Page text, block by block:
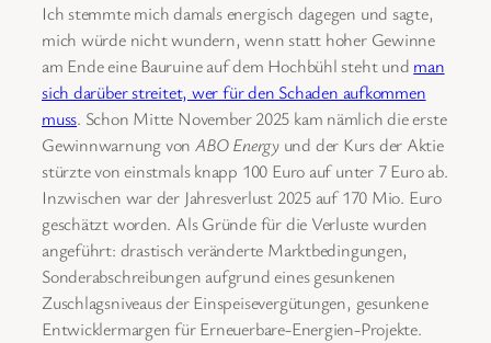
Ich stemmte mich damals energisch dagegen und sagte,
mich würde nicht wundern, wenn statt hoher Gewinne
am Ende eine Bauruine auf dem Hochbühl steht und man
sich darüber streitet, wer für den Schaden aufkommen
muss. Schon Mitte November 2025 kam nämlich die erste
Gewinnwarnung vonABO Energyund der Kurs der Aktie
stürzte von einstmals knapp 100 Euro auf unter 7 Euro ab.
Inzwischen war der Jahresverlust 2025 auf 170 Mio. Euro
geschätzt worden. Als Gründe für die Verluste wurden
angeführt: drastisch veränderte Marktbedingungen,
Sonderabschreibungen aufgrund eines gesunkenen
Zuschlagsniveaus der Einspeisevergütungen, gesunkene
Entwicklermargen für Erneuerbare-Energien-Projekte.